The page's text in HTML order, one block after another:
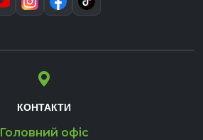
КОНТАКТИ
Головний офіс